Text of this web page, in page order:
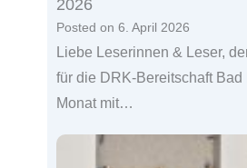
2026
Posted on 6. April 2026
Liebe Leserinnen & Leser,
für die DRK-Bereitschaft Bad
Monat mit…